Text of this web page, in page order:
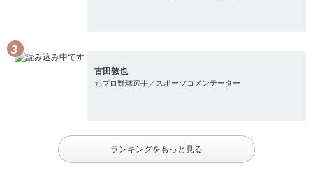
古田敦也
元プロ野球選手／スポーツコメンテーター
ランキングをもっと見る